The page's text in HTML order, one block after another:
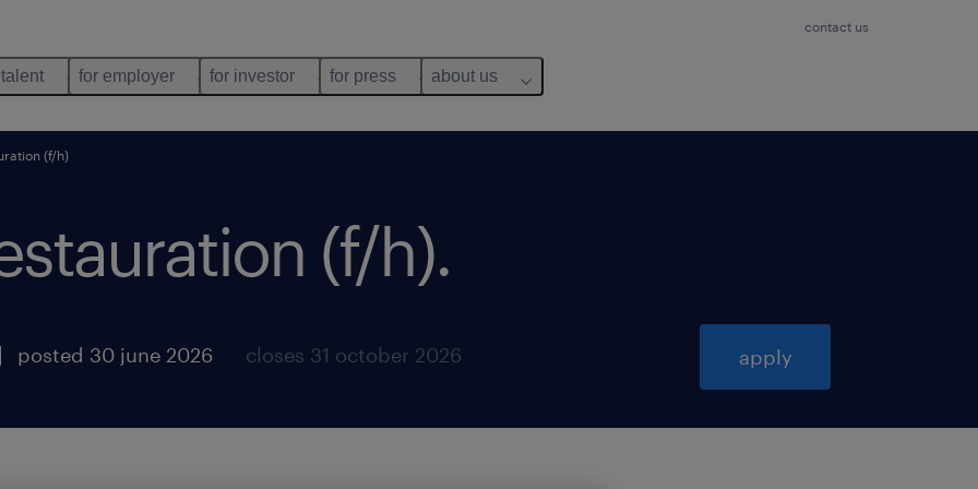
contact us
for employer for investor for press about us
(f/h)
(f/h).
posted 30 june 2026 closes 31 october 2026 apply